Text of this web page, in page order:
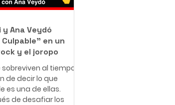
Ana Veydó
en un
y el joropo
al tiempo
de decir lo que
es una de ellas.
de desafiar los